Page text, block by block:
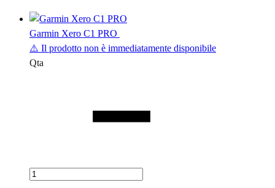
Garmin Xero C1 PRO
⚠️ Il prodotto non è immediatamente disponibile
Qta